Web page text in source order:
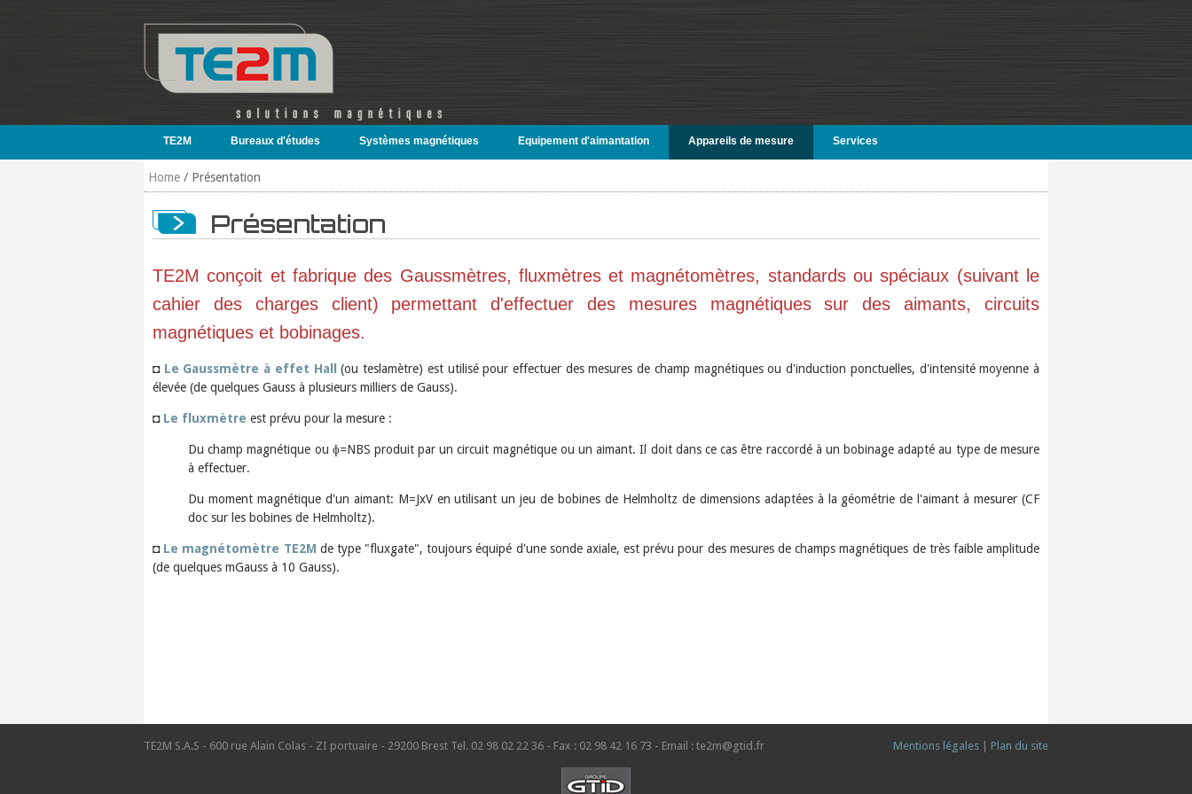
TE2M Bureaux d'études Systèmes magnétiques Equipement d'aimantation Appareils de mesure Services
Home / Présentation
Présentation
TE2M conçoit et fabrique des Gaussmètres, fluxmètres et magnétomètres, standards ou spéciaux (suivant le
cahier des charges client) permettant d'effectuer des mesures magnétiques sur des aimants, circuits
magnétiques et bobinages.
◘ Le Gaussmètre à effet Hall
(ou teslamètre) est utilisé pour effectuer des mesures de champ magnétiques ou d'induction ponctuelles, d'intensité moyenne à
élevée (de quelques Gauss à plusieurs milliers de Gauss).
◘ Le fluxmètre est prévu pour la mesure :
Du champ magnétique ou ɸ=NBS produit par un circuit magnétique ou un aimant. Il doit dans ce cas être raccordé à un bobinage adapté au type de mesure
à effectuer.
Du moment magnétique d'un aimant: M=JxV en utilisant un jeu de bobines de Helmholtz de dimensions adaptées à la géométrie de l'aimant à mesurer (CF
doc sur les bobines de Helmholtz).
◘ Le magnétomètre TE2M de type "fluxgate", toujours équipé d'une sonde axiale, est prévu pour des mesures de champs magnétiques de très faible amplitude
(de quelques mGauss à 10 Gauss).
TE2M S.A.S - 600 rue Alain Colas - ZI portuaire - 29200 Brest Tel. 02 98 02 22 36 - Fax : 02 98 42 16 73 - Email : te2m@gtid.fr Mentions légales Plan du site